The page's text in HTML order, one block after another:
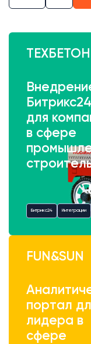
ТЕХБЕТОН
Битрикс24
для
в сфере
Битрикс24 Интеграции
FUN&SUN
портал
лидера в
сфере